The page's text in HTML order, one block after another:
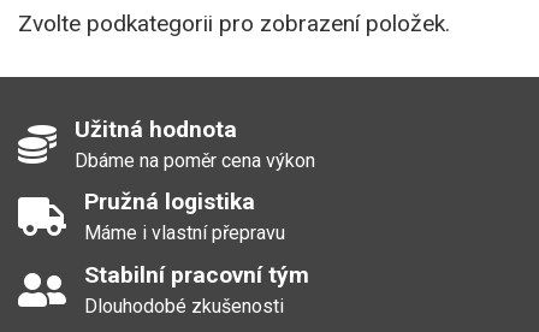
Zvolte podkategorii pro zobrazení položek.
Užitná hodnota
Dbáme na poměr cena výkon
Pružná logistika
Máme i vlastní přepravu
Stabilní pracovní tým
Dlouhodobé zkušenosti